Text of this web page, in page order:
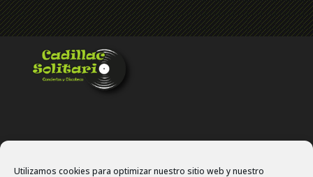
Utilizamos cookies para optimizar nuestro sitio web y nuestro